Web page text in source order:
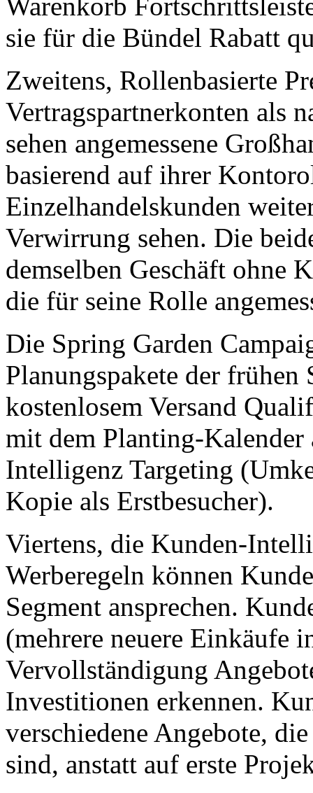
Warenkorb
sie für die Bündel Rabatt
Zweitens, Rollenbasierte
Vertragspartnerkonten als
sehen angemessene
basierend auf ihrer
Einzelhandelskunden
Verwirrung sehen. Die
demselben Geschäft ohne
die für seine Rolle
Die Spring Garden
Planungspakete der
kostenlosem Versand
mit dem Planting-
Intelligenz Targeting
Kopie als Erstbesucher).
Viertens, die Kunden-
Werberegeln können
Segment ansprechen.
(mehrere neuere Einkäufe
Vervollständigung
Investitionen erkennen.
verschiedene Angebote,
sind, anstatt auf erste